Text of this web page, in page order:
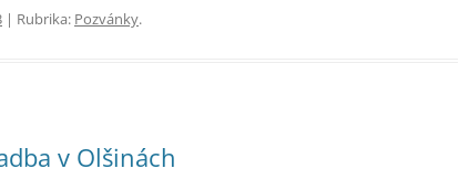
| Rubrika: Pozvánky.
v Olšinách